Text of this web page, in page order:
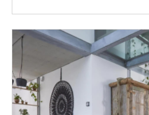
kan
gekozen
worden
productpagina